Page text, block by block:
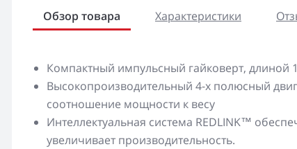
Обзор товара Характеристики
Компактный импульсный гайковерт, длиной
Высокопроизводительный 4-х полюсный
соотношение мощности к весу
Интеллектуальная система REDLINK™
увеличивает производительность.